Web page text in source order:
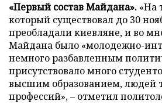
«Первый состав Майдана». «На
который существовал до 30
преобладали киевляне, и во
Майдана было «молодежно-
немного разбавленным
присутствовало много
высшим образованием, людей
профессий», – отметил